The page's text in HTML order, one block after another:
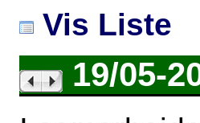
Vis Liste
19/05-